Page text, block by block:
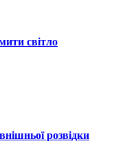
світло
розвідки